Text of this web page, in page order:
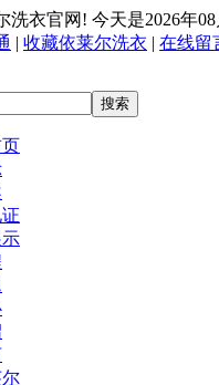
洗衣官网! 今天是2026年08
| 收藏依莱尔洗衣 | 在线留